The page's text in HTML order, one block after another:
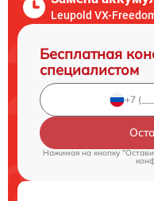
Leupold VX-
Бесплатная
специалистом
Нажимая на кнопку